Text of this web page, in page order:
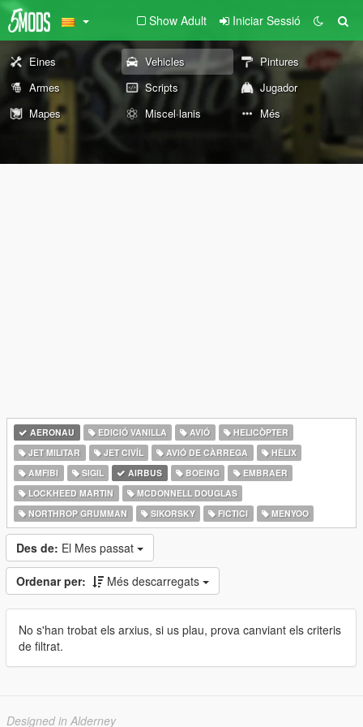
Show Adult Iniciar Sessió
Eines Vehicles
Pintures
Armes
Scripts
Jugador
Mapes
Miscel·lanis Més
AERONAU EDICIÓ VANILLA AVIÓ
HELICÒPTER
JET MILITAR
JET CIVÍL AVIÓ DE CÀRREGA
HÈLIX
AMFIBI
SIGIL AIRBUS BOEING
EMBRAER
LOCKHEED MARTIN
MCDONNELL DOUGLAS
NORTHROP GRUMMAN
SIKORSKY FICTICI MENYOO
Des de: El Mes passat
Ordenar per: Més descarregats
No s'han trobat els arxius, si us plau, prova canviant els criteris
de filtrat.
Designed in Alderney